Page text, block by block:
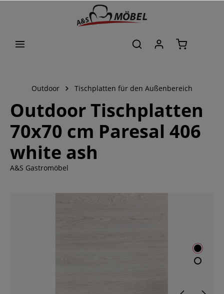
Outdoor Tischplatten für den Außenbereich
Outdoor Tischplatten
70x70 cm Paresal 406
white ash
A&S Gastromöbel